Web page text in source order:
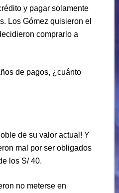
y pagar solamente
Los Gómez quisieron el
comprarlo a
de pagos, ¿cuánto
de su valor actual! Y
mal por ser obligados
los S/ 40.
no meterse en